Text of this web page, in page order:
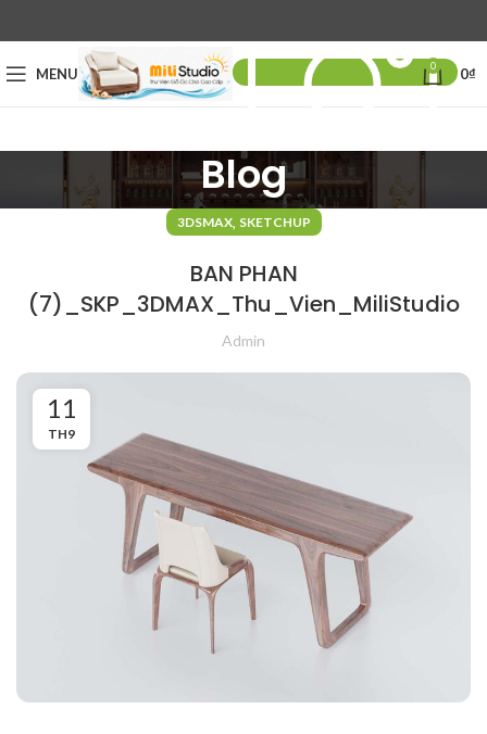
MENU 0 0₫
Blog
3DSMAX, SKETCHUP
BAN PHAN
(7)_SKP_3DMAX_Thu_Vien_MiliStudio
Admin
11
TH9